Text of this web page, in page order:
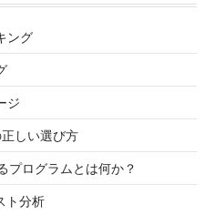
ング
ジ
しい選び方
プログラムとは何か？
ト分析